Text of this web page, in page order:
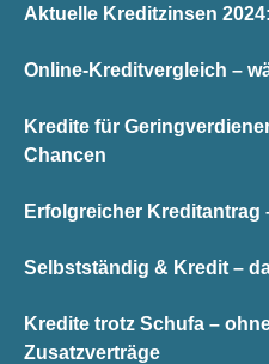
Aktuelle Kreditzinsen
Online-Kreditvergleich –
Kredite für
Chancen
Erfolgreicher Kreditantrag
Selbstständig & Kredit –
Kredite trotz Schufa –
Zusatzverträge